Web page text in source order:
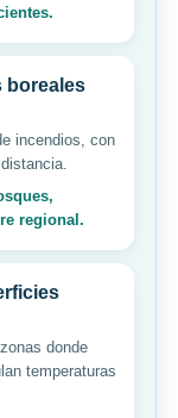
boreales
incendios, con
regional.
donde
temperaturas